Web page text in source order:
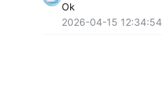
Ok
2026-04-15 12:34:54